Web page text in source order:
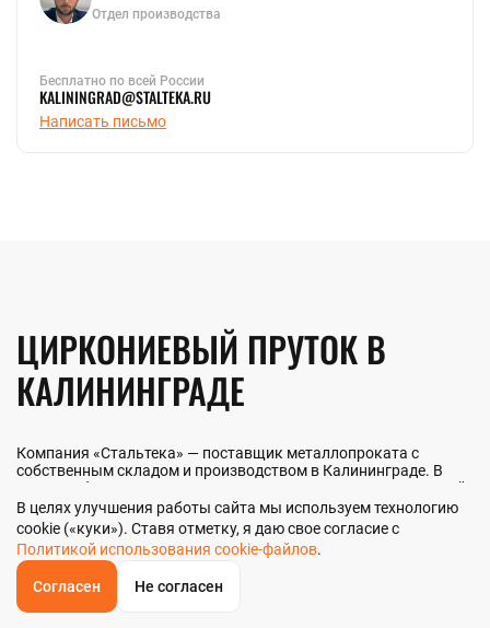
ОБРАТНЫЙЗВОНОК
Отдел производства
Бесплатно по всей России
KALININGRAD@STALTEKA.RU
Написать письмо
ЦИРКОНИЕВЫЙ ПРУТОК В
КАЛИНИНГРАДЕ
Компания «Стальтека» — поставщик металлопроката с
собственным складом и производством в Калининграде. В
наличии более 130 видов металлопроката и 70 наименований
металлоизделий — черный, цветной и нержавеющий прокат
любых типоразмеров. Мы реализуем циркониевый пруток как
оптом, так и в розницу прямо со склада из наличия или под
заказ. Контроль качества на всех этапах — от входного
анализа до отгрузки.
Главная
В целях улучшения работы сайта мы используем технологию
cookie («куки»). Ставя отметку, я даю свое согласие с
Политикой использования cookie-файлов.
Согласен Не согласен